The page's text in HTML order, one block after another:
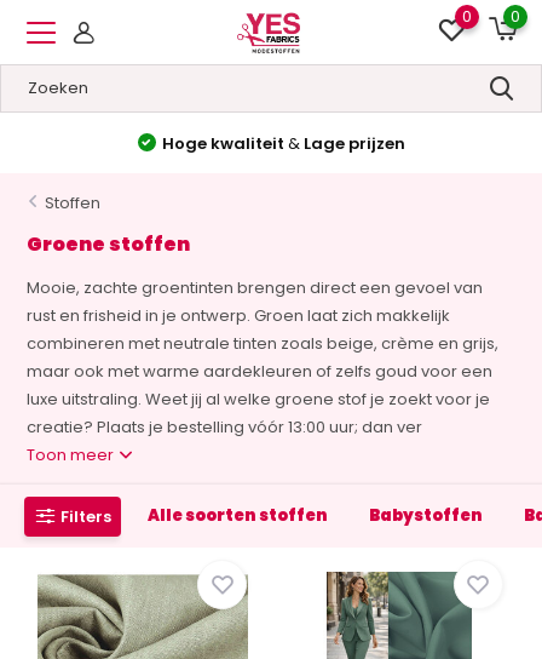
0 0
Hoge kwaliteit & Lage prijzen
Stoffen
Groene stoffen
Mooie, zachte groentinten brengen direct een gevoel van
rust en frisheid in je ontwerp. Groen laat zich makkelijk
combineren met neutrale tinten zoals beige, crème en grijs,
maar ook met warme aardekleuren of zelfs goud voor een
luxe uitstraling. Weet jij al welke groene stof je zoekt voor je
creatie? Plaats je bestelling vóór 13:00 uur; dan ver
Toon meer
Filters Alle soorten stoffen Babystoffen